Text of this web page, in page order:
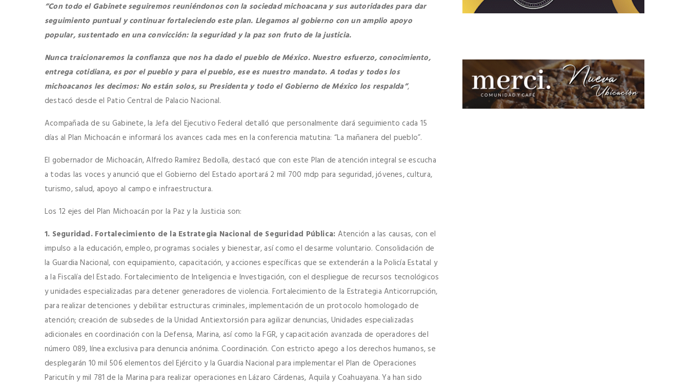
“​​Con todo el Gabinete seguiremos reuniéndonos con la sociedad michoacana y sus autoridades para dar
seguimiento puntual y continuar fortaleciendo este plan. Llegamos al gobierno con un amplio apoyo
popular, sustentado en una convicción: la seguridad y la paz son fruto de la justicia.
Nunca traicionaremos la confianza que nos ha dado el pueblo de México. Nuestro esfuerzo, conocimiento,
entrega cotidiana, es por el pueblo y para el pueblo, ese es nuestro mandato. A todas y todos los
michoacanos les decimos: No están solos, su Presidenta y todo el Gobierno de México los respalda”,
destacó desde el Patio Central de Palacio Nacional.
Acompañada de su Gabinete, la Jefa del Ejecutivo Federal detalló que personalmente dará seguimiento cada 15
días al Plan Michoacán e informará los avances cada mes en la conferencia matutina: “La mañanera del pueblo”.
El gobernador de Michoacán, Alfredo Ramírez Bedolla, destacó que con este Plan de atención integral se escucha
a todas las voces y anunció que el Gobierno del Estado aportará 2 mil 700 mdp para seguridad, jóvenes, cultura,
turismo, salud, apoyo al campo e infraestructura.
Los 12 ejes del Plan Michoacán por la Paz y la Justicia son:
1. Seguridad. Fortalecimiento de la Estrategia Nacional de Seguridad Pública: Atención a las causas, con el
impulso a la educación, empleo, programas sociales y bienestar, así como el desarme voluntario. Consolidación de
la Guardia Nacional, con equipamiento, capacitación, y acciones específicas que se extenderán a la Policía Estatal y
a la Fiscalía del Estado. Fortalecimiento de Inteligencia e Investigación, con el despliegue de recursos tecnológicos
y unidades especializadas para detener generadores de violencia. Fortalecimiento de la Estrategia Anticorrupción,
para realizar detenciones y debilitar estructuras criminales, implementación de un protocolo homologado de
atención; creación de subsedes de la Unidad Antiextorsión para agilizar denuncias, Unidades especializadas
adicionales en coordinación con la Defensa, Marina, así como la FGR, y capacitación avanzada de operadores del
número 089, línea exclusiva para denuncia anónima. Coordinación. Con estricto apego a los derechos humanos, se
desplegarán 10 mil 506 elementos del Ejército y la Guardia Nacional para implementar el Plan de Operaciones
Paricutín y mil 781 de la Marina para realizar operaciones en Lázaro Cárdenas, Aquila y Coahuayana. Ya han sido